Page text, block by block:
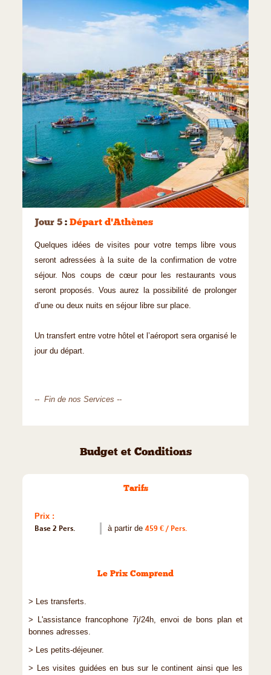
©
Jour 5 : Départ d'Athènes
Quelques idées de visites pour votre temps libre vous
seront adressées à la suite de la confirmation de votre
séjour. Nos coups de cœur pour les restaurants vous
seront proposés. Vous aurez la possibilité de prolonger
d’une ou deux nuits en séjour libre sur place.
Un transfert entre votre hôtel et l’aéroport sera organisé le
jour du départ.
-- Fin de nos Services --
Budget et Conditions
Tarifs
Prix :
Base 2 Pers.
à partir de 459 € / Pers.
Le Prix Comprend
> Les transferts.
> L'assistance francophone 7j/24h, envoi de bons plan et
bonnes adresses.
> Les petits-déjeuner.
> Les visites guidées en bus sur le continent ainsi que les